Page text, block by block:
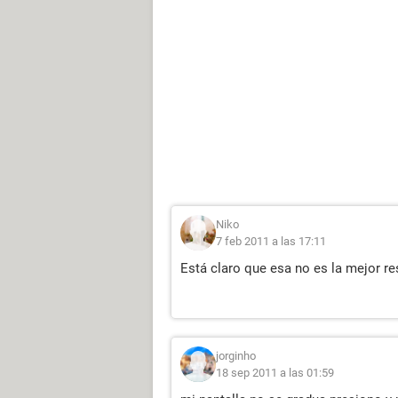
Niko
7 feb 2011 a las 17:11
Está claro que esa no es la mejor
jorginho
18 sep 2011 a las 01:59